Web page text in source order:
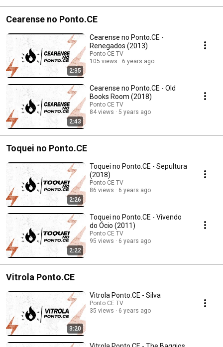
Cearense no Ponto.CE
2:35
Cearense no Ponto.CE -
Renegados (2013)
Ponto CE TV
105 views
6 years ago
2:43
Cearense no Ponto.CE - Old
Books Room (2018)
Ponto CE TV
84 views
5 years ago
Toquei no Ponto.CE
2:26
Toquei no Ponto.CE - Sepultura
(2018)
Ponto CE TV
86 views
6 years ago
2:22
Toquei no Ponto.CE - Vivendo
do Ócio (2011)
Ponto CE TV
95 views
6 years ago
Vitrola Ponto.CE
3:20
Vitrola Ponto.CE - Silva
Ponto CE TV
35 views
6 years ago